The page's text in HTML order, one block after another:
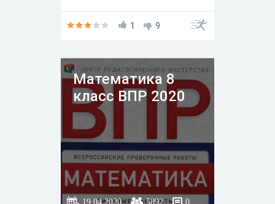
повышенного уровня.
1 9
Математика 8
класс ВПР 2020
19.04.2020 5892 0